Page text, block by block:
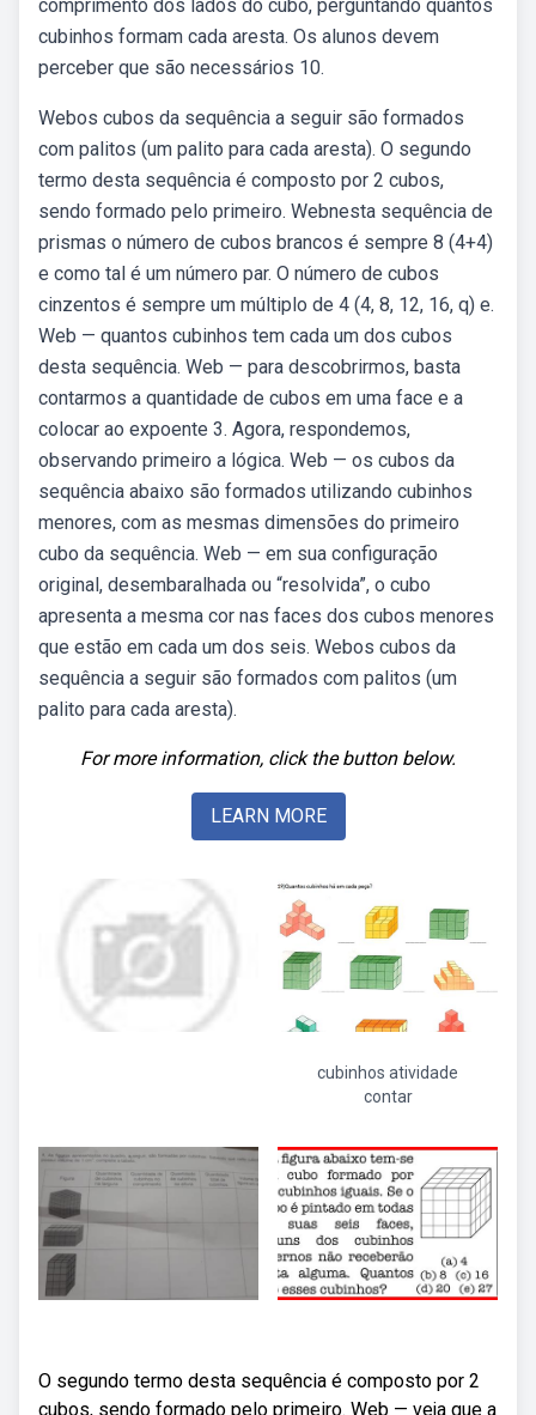
comprimento dos lados do cubo, perguntando quantos
cubinhos formam cada aresta. Os alunos devem
perceber que são necessários 10.
Webos cubos da sequência a seguir são formados
com palitos (um palito para cada aresta). O segundo
termo desta sequência é composto por 2 cubos,
sendo formado pelo primeiro. Webnesta sequência de
prismas o número de cubos brancos é sempre 8 (4+4)
e como tal é um número par. O número de cubos
cinzentos é sempre um múltiplo de 4 (4, 8, 12, 16, q) e.
Web — quantos cubinhos tem cada um dos cubos
desta sequência. Web — para descobrirmos, basta
contarmos a quantidade de cubos em uma face e a
colocar ao expoente 3. Agora, respondemos,
observando primeiro a lógica. Web — os cubos da
sequência abaixo são formados utilizando cubinhos
menores, com as mesmas dimensões do primeiro
cubo da sequência. Web — em sua configuração
original, desembaralhada ou “resolvida”, o cubo
apresenta a mesma cor nas faces dos cubos menores
que estão em cada um dos seis. Webos cubos da
sequência a seguir são formados com palitos (um
palito para cada aresta).
For more information, click the button below.
LEARN MORE
cubinhos atividade
contar
O segundo termo desta sequência é composto por 2
cubos, sendo formado pelo primeiro. Web — veja que a